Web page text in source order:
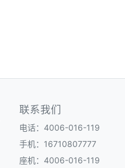
联系我们
电话：4006-016-119
手机：16710807777
座机：4006-016-119